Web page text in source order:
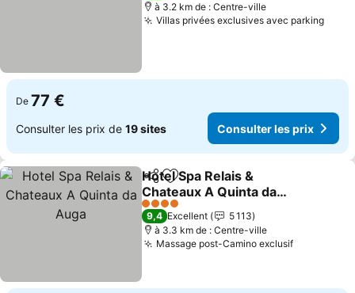
à 3.2 km de : Centre-ville
Villas privées exclusives avec parking
De 77 €
Consulter les prix de 19 sites Consulter les prix
PartagerAjouter à mes favoris
Hotel Spa Relais &
Chateaux A Quinta da
Auga
Consulter les prix
4 Étoiles
9,4 Excellent
5 113
à 3.3 km de : Centre-ville
Massage post-Camino exclusifConsulter